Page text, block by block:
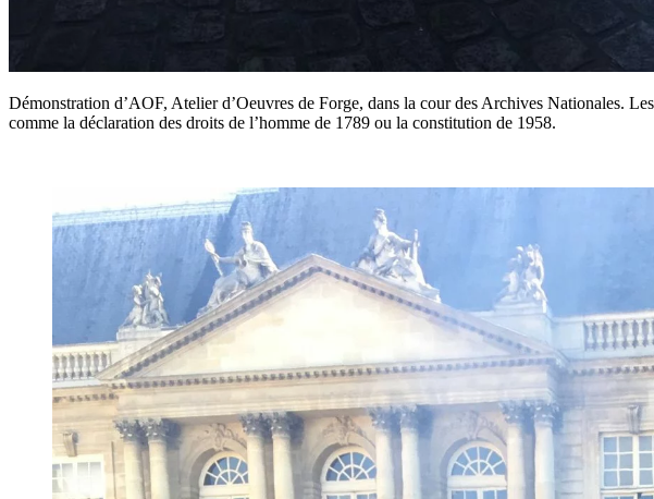
Démonstration d’AOF, Atelier d’Oeuvres de Forge, dans la cour des Archives Nationales.
comme la déclaration des droits de l’homme de 1789 ou la constitution de 1958.